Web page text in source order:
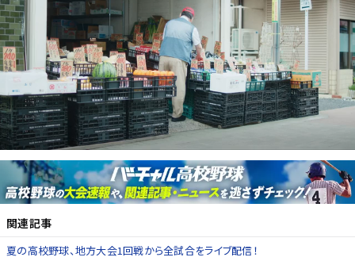
関連記事
夏の高校野球、地方大会1回戦から全試合をライブ配信！